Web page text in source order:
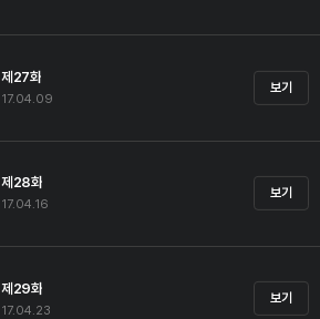
제27화
17.04.09
보기
제28화
17.04.16
보기
제29화
17.04.23
보기